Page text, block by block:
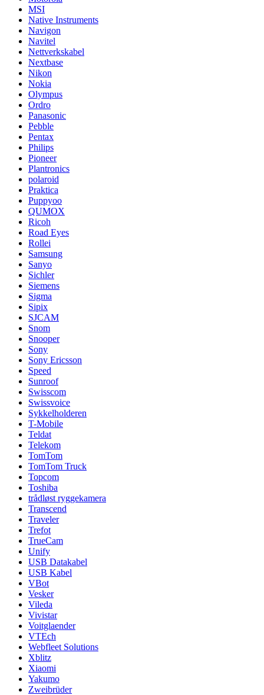
MSI
Native Instruments
Navigon
Navitel
Nettverkskabel
Nextbase
Nikon
Nokia
Olympus
Ordro
Panasonic
Pebble
Pentax
Philips
Pioneer
Plantronics
polaroid
Praktica
Puppyoo
QUMOX
Ricoh
Road Eyes
Rollei
Samsung
Sanyo
Sichler
Siemens
Sigma
Sipix
SJCAM
Snom
Snooper
Sony
Sony Ericsson
Speed
Sunroof
Swisscom
Swissvoice
Sykkelholderen
T-Mobile
Teldat
Telekom
TomTom
TomTom Truck
Topcom
Toshiba
trådløst ryggekamera
Transcend
Traveler
Trefot
TrueCam
Unify
USB Datakabel
USB Kabel
VBot
Vesker
Vileda
Vivistar
Voitglaender
VTEch
Webfleet Solutions
Xblitz
Xiaomi
Yakumo
Zweibrüder